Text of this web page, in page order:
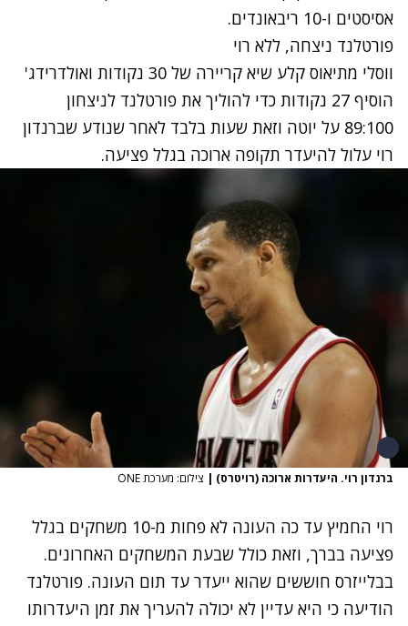
אסיסטים ו-10 ריבאונדים.
פורטלנד ניצחה, ללא רוי
ווסלי מתיאוס קלע שיא קריירה של 30 נקודות ואולדרידג'
הוסיף 27 נקודות כדי להוליך את פורטלנד לניצחון
89:100 על יוטה וזאת שעות בלבד לאחר שנודע שברנדון
רוי עלול להיעדר תקופה ארוכה בגלל פציעה.
ברנדון רוי. היעדרות ארוכה (רויטרס) | צילום: מערכת ONE
רוי החמיץ עד כה העונה לא פחות מ-10 משחקים בגלל
פציעה בברך, וזאת כולל שבעת המשחקים האחרונים.
בבלייזרס חוששים שהוא ייעדר עד תום העונה. פורטלנד
הודיעה כי היא עדיין לא יכולה להעריך את זמן היעדרותו